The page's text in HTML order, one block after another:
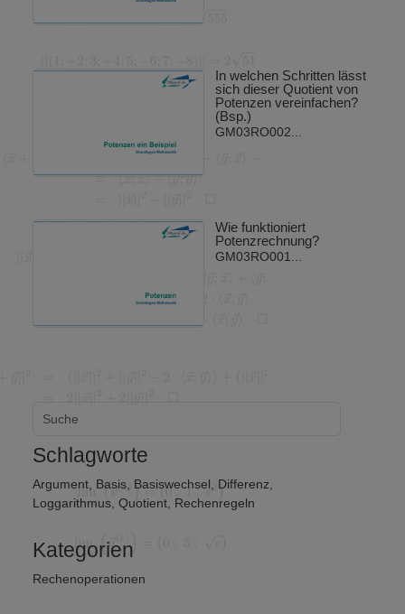
In welchen Schritten lässt
sich dieser Quotient von
Potenzen vereinfachen?
(Bsp.)
GM03RO002...
Wie funktioniert
Potenzrechnung?
GM03RO001...
Schlagworte
Argument, Basis, Basiswechsel Differenz
Loggarithmus, Quotient, Rechenregeln
Kategorien
Rechenoperationen